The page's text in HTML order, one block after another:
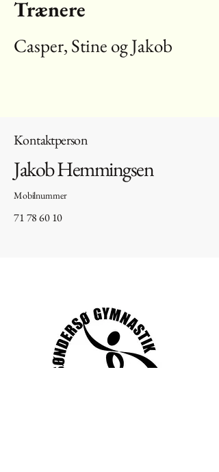
Trænere
Casper, Stine og Jakob
Kontaktperson
Jakob Hemmingsen
Mobilnummer
71 78 60 10